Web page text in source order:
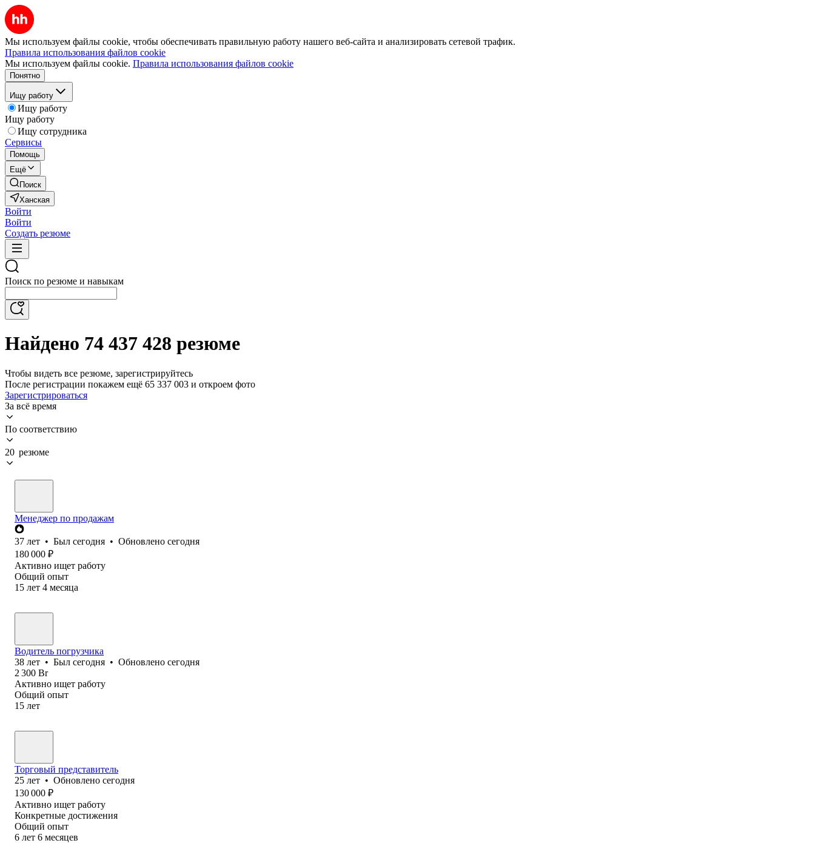
Мы используем файлы cookie, чтобы обеспечивать правильную работу нашего веб-сайта и анализировать сетевой трафик.
Правила использования файлов cookie
Мы используем файлы cookie. Правила использования файлов cookie
Понятно
Ищу работу
Ищу работу
Ищу работу
Ищу сотрудника
Сервисы
Помощь
Ещё
Поиск
Ханская
Войти
Войти
Создать резюме
Поиск по резюме и навыкам
Найдено 74 437 428 резюме
Чтобы видеть все резюме, зарегистрируйтесь
После регистрации покажем ещё 65 337 003 и откроем фото
Зарегистрироваться
За всё время
По соответствию
20 резюме
Менеджер по продажам
37 лет • Был сегодня • Обновлено сегодня
180 000 ₽
Активно ищет работу
Общий опыт
15 лет 4 месяца
Водитель погрузчика
38 лет • Был сегодня • Обновлено сегодня
2 300 Br
Активно ищет работу
Общий опыт
15 лет
Торговый представитель
25 лет • Обновлено сегодня
130 000 ₽
Активно ищет работу
Конкретные достижения
Общий опыт
6 лет 6 месяцев